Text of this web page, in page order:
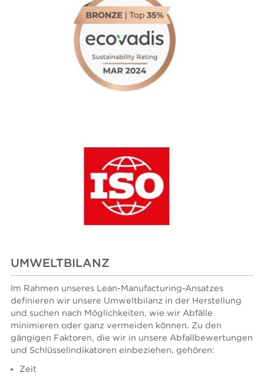
UMWELTBILANZ
Im Rahmen unseres Lean-Manufacturing-Ansatzes
definieren wir unsere Umweltbilanz in der Herstellung
und suchen nach Möglichkeiten, wie wir Abfälle
minimieren oder ganz vermeiden können. Zu den
gängigen Faktoren, die wir in unsere Abfallbewertungen
und Schlüsselindikatoren einbeziehen, gehören:
Zeit